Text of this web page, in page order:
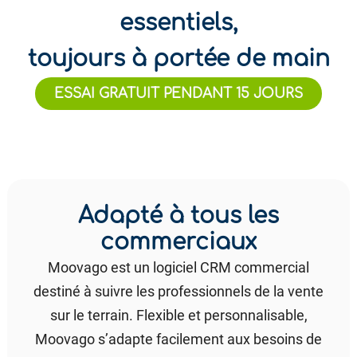
essentiels,
toujours à portée de main
ESSAI GRATUIT PENDANT 15 JOURS
Adapté à tous les
commerciaux
Moovago est un logiciel CRM commercial
destiné à suivre les professionnels de la vente
sur le terrain. Flexible et personnalisable,
Moovago s’adapte facilement aux besoins de